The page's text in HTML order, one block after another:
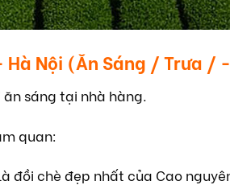
Hà Nội (Ăn Sáng / Trưa /
sáng tại nhà hàng.
quan:
đồi chè đẹp nhất của Cao